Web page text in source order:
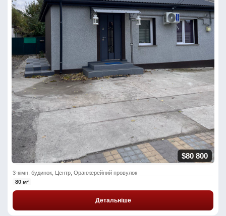
$80 800
3-кімн. будинок, Центр, Оранжерейний провулок
80 м²
Детальніше